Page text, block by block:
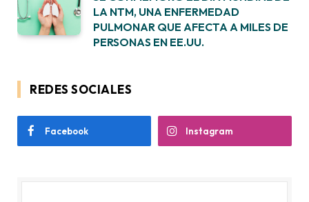
LA NTM, UNA ENFERMEDAD
PULMONAR QUE AFECTA A MILES DE
PERSONAS EN EE.UU.
REDES SOCIALES
Facebook Instagram